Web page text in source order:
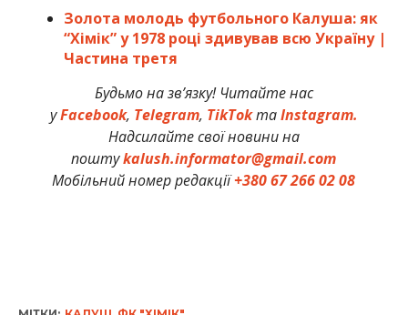
Золота молодь футбольного Калуша: як
“Хімік” у 1978 році здивував всю Україну |
Частина третя
Будьмо на зв’язку! Читайте нас
уFacebook, Telegram, TikTokтаInstagram.
Надсилайте свої новини на
поштуkalush.informator@gmail.com
Мобільний номер редакції+380 67 266 02 08